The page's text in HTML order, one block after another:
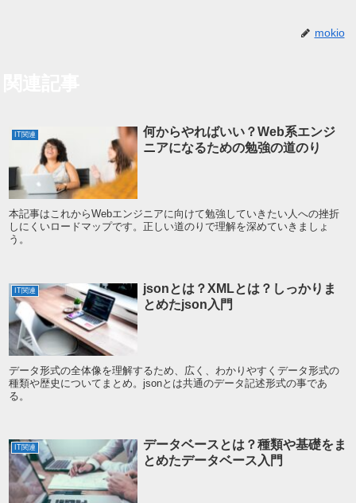
mokio
IT関連
何からやればいい？Web系エンジ
ニアになるための勉強の道のり
本記事はこれからWebエンジニアに向けて勉強していきたい人への挫折
しにくいロードマップです。正しい道のりで理解を深めていきましょ
う。
IT関連
jsonとは？XMLとは？しっかりま
とめたjson入門
データ形式の全体像を理解するため、広く、わかりやすくデータ形式の
種類や歴史についてまとめ。jsonとは共通のデータ記述形式の事であ
る。
IT関連
データベースとは？種類や基礎をま
とめたデータベース入門